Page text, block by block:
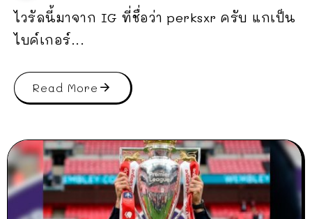
ไวรัลนี้มาจาก IG ที่ชื่อว่า perksxr ครับ แกเป็น
ไบค์เกอร์...
Read More